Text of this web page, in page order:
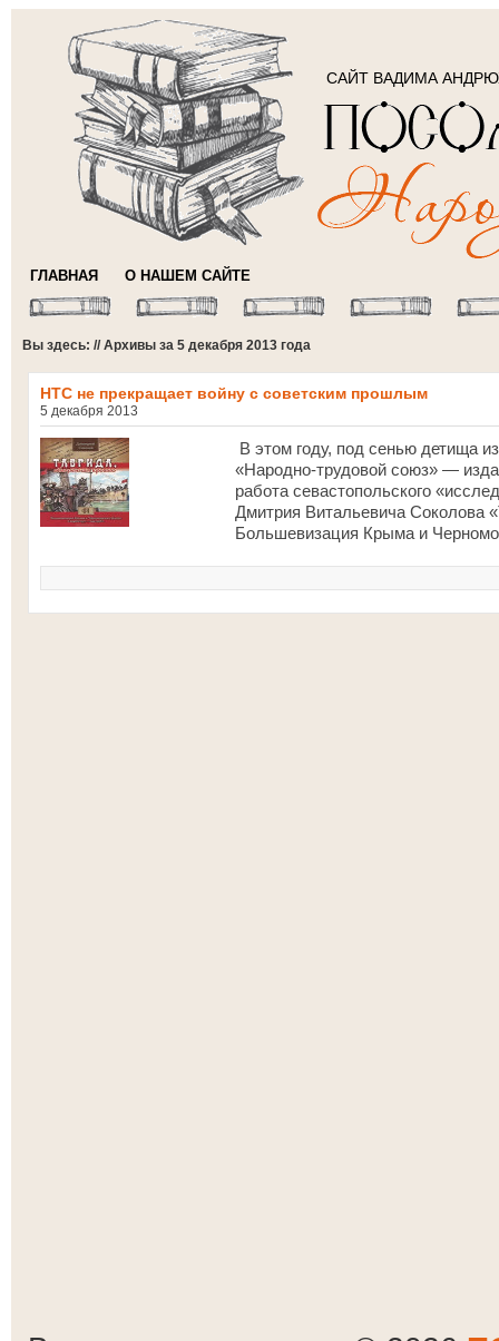
САЙТ ВАДИМА
ГЛАВНАЯ О НАШЕМ САЙТЕ
Вы здесь: // Архивы за 5 декабря 2013 года
НТС не прекращает войну с советским прошлым
5 декабря 2013
В этом году, под сенью детища
«Народно-трудовой союз» —
работа севастопольского
Дмитрия Витальевича Соколова
Большевизация Крыма и